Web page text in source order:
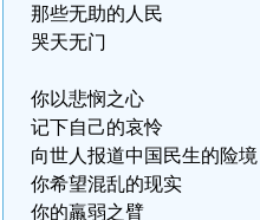
那些无助的人民
哭天无门
你以悲悯之心
记下自己的哀怜
向世人报道中国民生的险境
你希望混乱的现实
你的羸弱之臂